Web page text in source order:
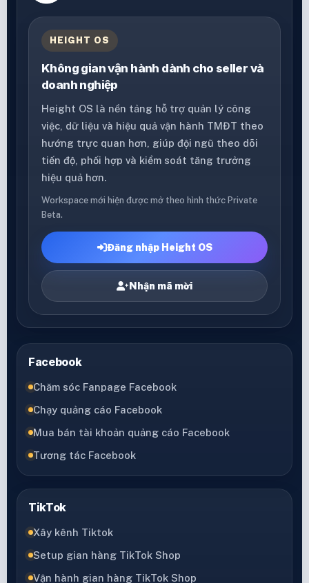
HEIGHT OS
Không gian vận hành dành cho seller và
doanh nghiệp
Height OS là nền tảng hỗ trợ quản lý công
việc, dữ liệu và hiệu quả vận hành TMĐT theo
hướng trực quan hơn, giúp đội ngũ theo dõi
tiến độ, phối hợp và kiểm soát tăng trưởng
hiệu quả hơn.
Workspace mới hiện được mở theo hình thức Private
Beta.
Đăng nhập Height OS
Nhận mã mời
Facebook
Chăm sóc Fanpage Facebook
Chạy quảng cáo Facebook
Mua bán tài khoản quảng cáo Facebook
Tương tác Facebook
TikTok
Xây kênh Tiktok
Setup gian hàng TikTok Shop
Vận hành gian hàng TikTok Shop